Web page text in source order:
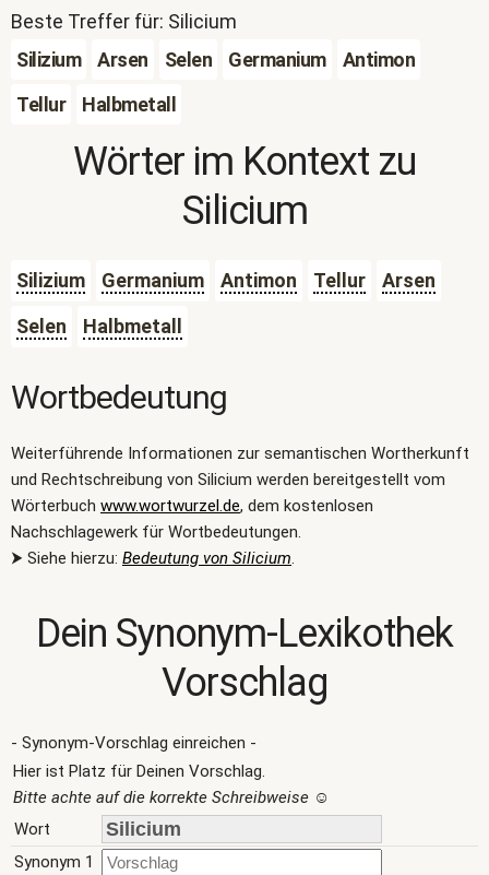
Beste Treffer für: Silicium
Silizium
Arsen Selen Germanium
Antimon
Tellur
Halbmetall
Wörter im Kontext zu
Silicium
Silizium Germanium Antimon Tellur
Arsen
Selen
Halbmetall
Wortbedeutung
Weiterführende Informationen zur semantischen Wortherkunft
und Rechtschreibung von Silicium werden bereitgestellt vom
Wörterbuch www.wortwurzel.de, dem kostenlosen
Nachschlagewerk für Wortbedeutungen.
⮞ Siehe hierzu: Bedeutung von Silicium.
Dein Synonym-Lexikothek
Vorschlag
- Synonym-Vorschlag einreichen -
Hier ist Platz für Deinen Vorschlag.
Bitte achte auf die korrekte Schreibweise ☺
Wort
Synonym 1